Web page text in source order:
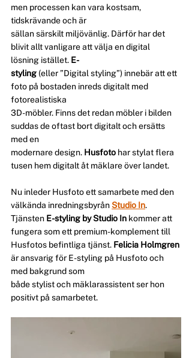
men processen kan vara kostsam,
tidskrävande och är
sällan särskilt miljövänlig. Därför har det
blivit allt vanligare att välja en digital
lösning istället. E-
styling (eller ”Digital styling”) innebär att ett
foto på bostaden inreds digitalt med
fotorealistiska
3D-möbler. Finns det redan möbler i bilden
suddas de oftast bort digitalt och ersätts
med en
modernare design. Husfoto har stylat flera
tusen hem digitalt åt mäklare över landet.
Nu inleder Husfoto ett samarbete med den
välkända inredningsbyrån Studio In.
Tjänsten E-styling by Studio In kommer att
fungera som ett premium-komplement till
Husfotos befintliga tjänst. Felicia Holmgren
är ansvarig för E-styling på Husfoto och
med bakgrund som
både stylist och mäklarassistent ser hon
positivt på samarbetet.